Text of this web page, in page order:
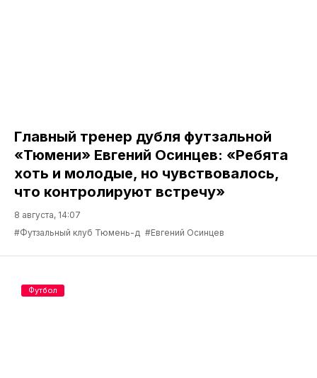
Главный тренер дубля футзальной
«Тюмени» Евгений Осинцев: «Ребята
хоть и молодые, но чувствовалось,
что контролируют встречу»
8 августа, 14:07
#Футзальный клуб Тюмень-д #Евгений Осинцев
Футбол